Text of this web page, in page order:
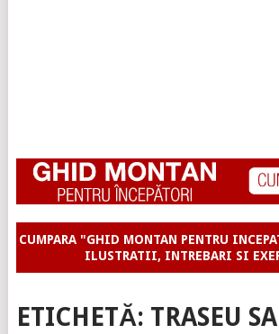
CUMPARA "GHID MONTAN PENTRU
ILUSTRATII, INTREBARI SI
ETICHETĂ: TRASEU